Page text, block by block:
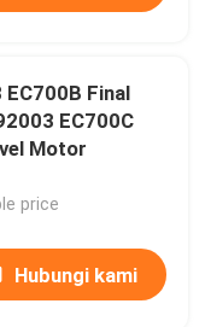
Final
EC700C
Motor
price
Hubungi kami